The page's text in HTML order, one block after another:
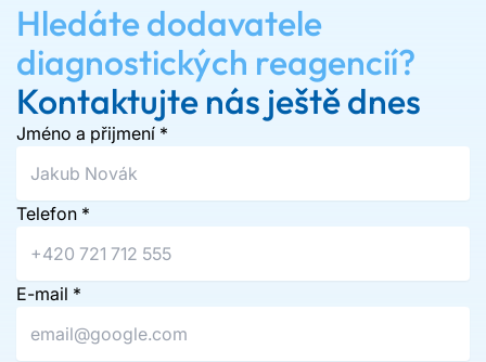
Hledáte dodavatele
diagnostických reagencií?
Kontaktujte nás ještě dnes
Jméno a přijmení *
Telefon *
E-mail *